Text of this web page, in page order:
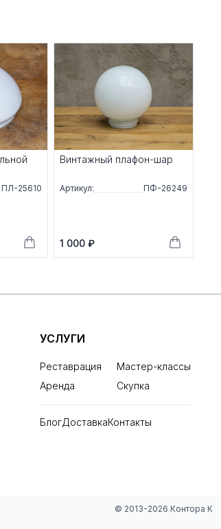
ПЛ-25610
Винтажный плафон-шар
Артикул: ПФ-26249
1 000 ₽
УСЛУГИ
Реставрация
Мастер-классы
Аренда
Скупка
БлогДоставкаКонтакты
© 2013-2026 Контора К